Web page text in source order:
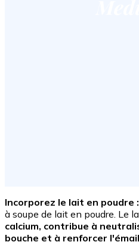
Incorporez le lait en poudre :
à soupe de lait en poudre. Le
calcium, contribue à
bouche et à renforcer